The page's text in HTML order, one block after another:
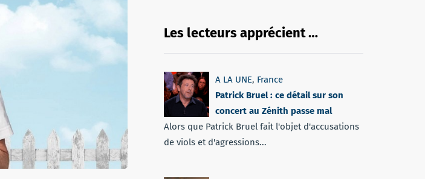
Les lecteurs apprécient …
A LA UNE, France
Patrick Bruel : ce détail sur son
concert au Zénith passe mal
Alors que Patrick Bruel fait l'objet d'accusations
de viols et d'agressions...